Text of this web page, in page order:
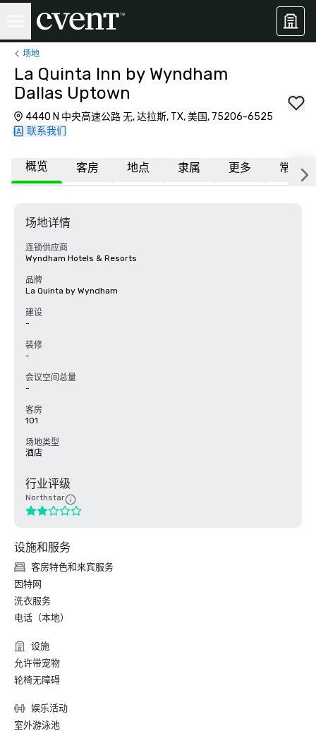
场地
La Quinta Inn by Wyndham
Dallas Uptown
4440 N 中央高速公路 无, 达拉斯, TX, 美国, 75206-6525
联系我们
概览 客房 地点 隶属 更多 常见问
场地详情
连锁供应商
Wyndham Hotels & Resorts
品牌
La Quinta by Wyndham
建设
-
装修
-
会议空间总量
-
客房
101
场地类型
酒店
行业评级
Northstar
设施和服务
客房特色和来宾服务
因特网
洗衣服务
电话（本地）
设施
允许带宠物
轮椅无障碍
娱乐活动
室外游泳池